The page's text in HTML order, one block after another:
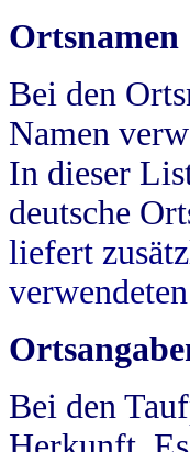
Ortsnamen
Bei den
Namen
In dieser
deutsche
liefert
Bei den